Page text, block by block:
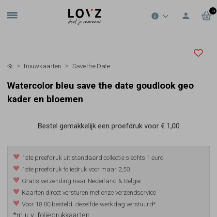
0
trouwkaarten Save the Date
Watercolor bleu save the date goudlook geo
kader en bloemen
Bestel gemakkelijk een proefdruk voor € 1,00
1ste proefdruk uit standaard collectie slechts 1 euro
1ste proefdruk foliedruk voor maar 2,50
Gratis verzending naar Nederland & België
Kaarten direct versturen met onze verzendservice
Voor 18:00 besteld, dezelfde werkdag verstuurd*
*m.u.v. foliedrukkaarten